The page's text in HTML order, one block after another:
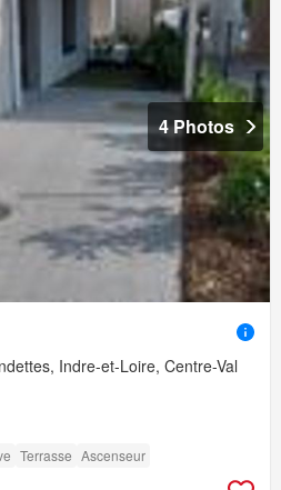
4 Photos
Indre-et-Loire, Centre-Val
Terrasse Ascenseur